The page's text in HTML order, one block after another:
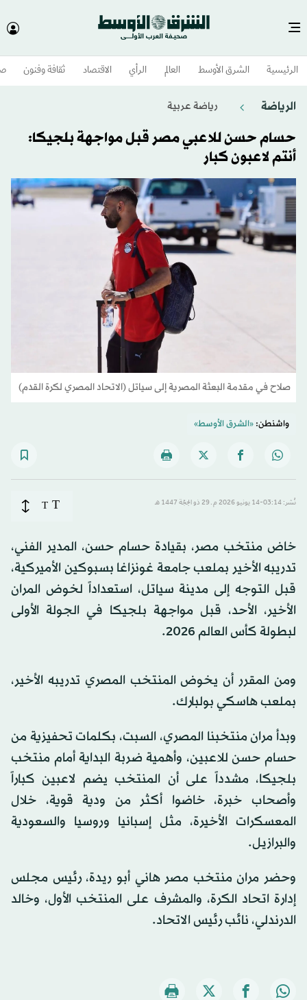
الرئيسية الشرق الأوسط​ العالم الرأي الاقتصاد ثقافة وفنون
الرياضة رياضة عربية
حسام حسن للاعبي مصر قبل مواجهة بلجيكا:
أنتم لاعبون كبار
صلاح في مقدمة البعثة المصرية إلى سياتل (الاتحاد المصري لكرة القدم)
واشنطن:«الشرق الأوسط»
نُشر: 03:14-14 يونيو 2026 م ـ 29 ذو الحِجّة 1447 هـ T
T
خاض منتخب مصر، بقيادة حسام حسن، المدير الفني،
تدريبه الأخير بملعب جامعة غونزاغا بسبوكين الأميركية،
قبل التوجه إلى مدينة سياتل، استعداداً لخوض المران
الأخير، الأحد، قبل مواجهة بلجيكا في الجولة الأولى
لبطولة كأس العالم 2026.
ومن المقرر أن يخوض المنتخب المصري تدريبه الأخير،
بملعب هاسكي بولبارك.
وبدأ مران منتخبنا المصري، السبت، بكلمات تحفيزية من
حسام حسن للاعبين، وأهمية ضربة البداية أمام منتخب
بلجيكا، مشدداً على أن المنتخب يضم لاعبين كباراً
وأصحاب خبرة، خاضوا أكثر من ودية قوية، خلال
المعسكرات الأخيرة، مثل إسبانيا وروسيا والسعودية
والبرازيل.
وحضر مران منتخب مصر هاني أبو ريدة، رئيس مجلس
إدارة اتحاد الكرة، والمشرف على المنتخب الأول، وخالد
الدرندلي، نائب رئيس الاتحاد.